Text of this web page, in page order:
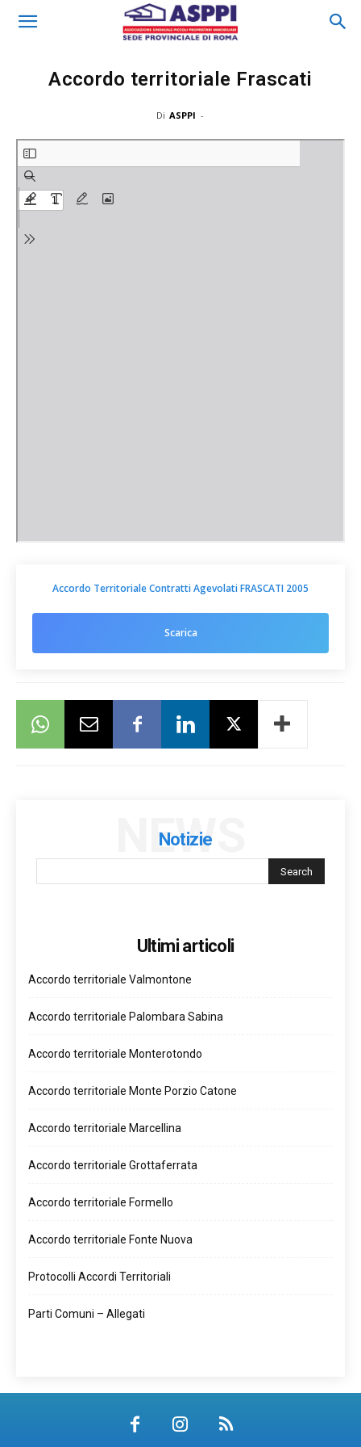
Accordo territoriale Frascati
Di ASPPI -
Accordo Territoriale Contratti Agevolati FRASCATI 2005
Scarica
Notizie
NEWS
Ultimi articoli
Accordo territoriale Valmontone
Accordo territoriale Palombara Sabina
Accordo territoriale Monterotondo
Accordo territoriale Monte Porzio Catone
Accordo territoriale Marcellina
Accordo territoriale Grottaferrata
Accordo territoriale Formello
Accordo territoriale Fonte Nuova
Protocolli Accordi Territoriali
Parti Comuni – Allegati